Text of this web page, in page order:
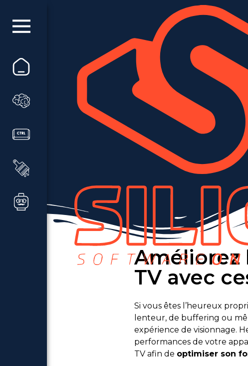
Améliorez
TV avec
Si vous êtes l’heureux
lenteur, de buffering ou
expérience de visionnage.
performances de votre
TV afin de optimiser son